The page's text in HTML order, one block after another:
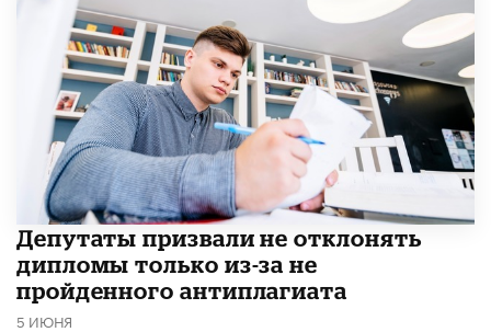
Депутаты призвали не отклонять
дипломы только из-за не
пройденного антиплагиата
5 ИЮНЯ